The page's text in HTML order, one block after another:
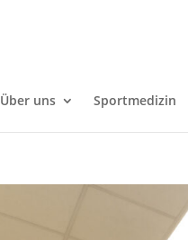
Über uns Sportmedizin